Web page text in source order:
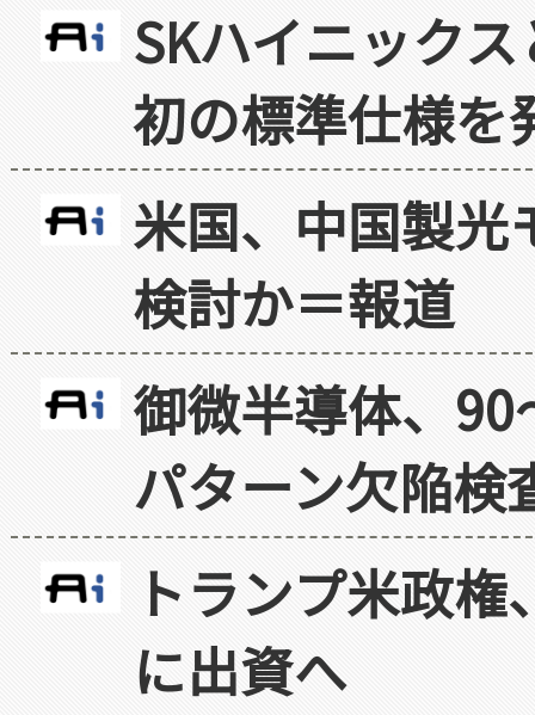
SKハイニック
初の標準仕様を
米国、中国製光
検討か＝報道
御微半導体、
パターン欠陥検
トランプ米政
に出資へ